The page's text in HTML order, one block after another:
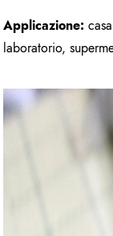
Applicazione:
laboratorio,